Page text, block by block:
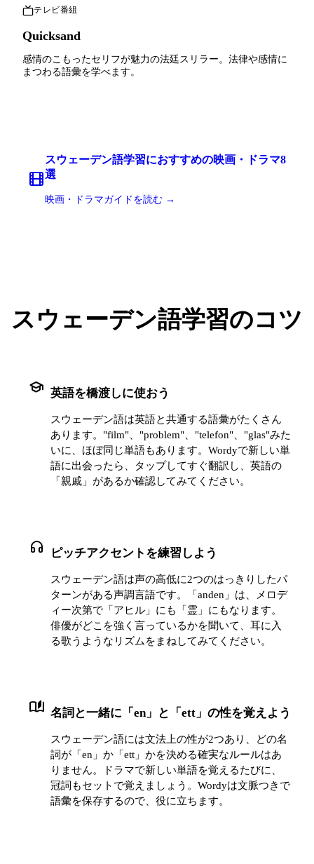
テレビ番組
Quicksand
感情のこもったセリフが魅力の法廷スリラー。法律や感情に
まつわる語彙を学べます。
スウェーデン語学習におすすめの映画・ドラマ8
選
映画・ドラマガイドを読む →
スウェーデン語学習のコツ
school 英語を橋渡しに使おう
スウェーデン語は英語と共通する語彙がたくさん
あります。"film"、"problem"、"telefon"、"glas"みた
いに、ほぼ同じ単語もあります。Wordyで新しい単
語に出会ったら、タップしてすぐ翻訳し、英語の
「親戚」があるか確認してみてください。
headphones ピッチアクセントを練習しよう
スウェーデン語は声の高低に2つのはっきりしたパ
ターンがある声調言語です。「anden」は、メロデ
ィー次第で「アヒル」にも「霊」にもなります。
俳優がどこを強く言っているかを聞いて、耳に入
る歌うようなリズムをまねしてみてください。
auto_stories 名詞と一緒に「en」と「ett」の性を覚えよう
スウェーデン語には文法上の性が2つあり、どの名
詞が「en」か「ett」かを決める確実なルールはあ
りません。ドラマで新しい単語を覚えるたびに、
冠詞もセットで覚えましょう。Wordyは文脈つきで
語彙を保存するので、役に立ちます。